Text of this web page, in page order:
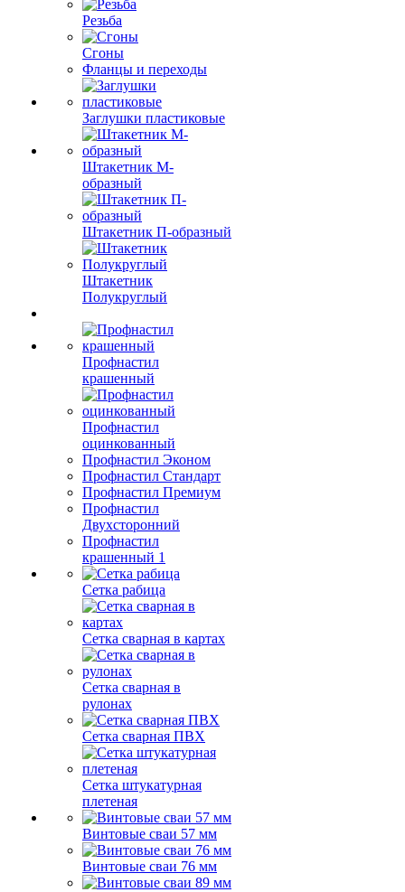
Резьба
Сгоны
Фланцы и переходы
Заглушки пластиковые
Штакетник М-
образный
Штакетник П-образный
Штакетник
Полукруглый
Профнастил
крашенный
Профнастил
оцинкованный
Профнастил Эконом
Профнастил Стандарт
Профнастил Премиум
Профнастил
Двухсторонний
Профнастил
крашенный 1
Сетка рабица
Сетка сварная в картах
Сетка сварная в
рулонах
Сетка сварная ПВХ
Сетка штукатурная
плетеная
Винтовые сваи 57 мм
Винтовые сваи 76 мм